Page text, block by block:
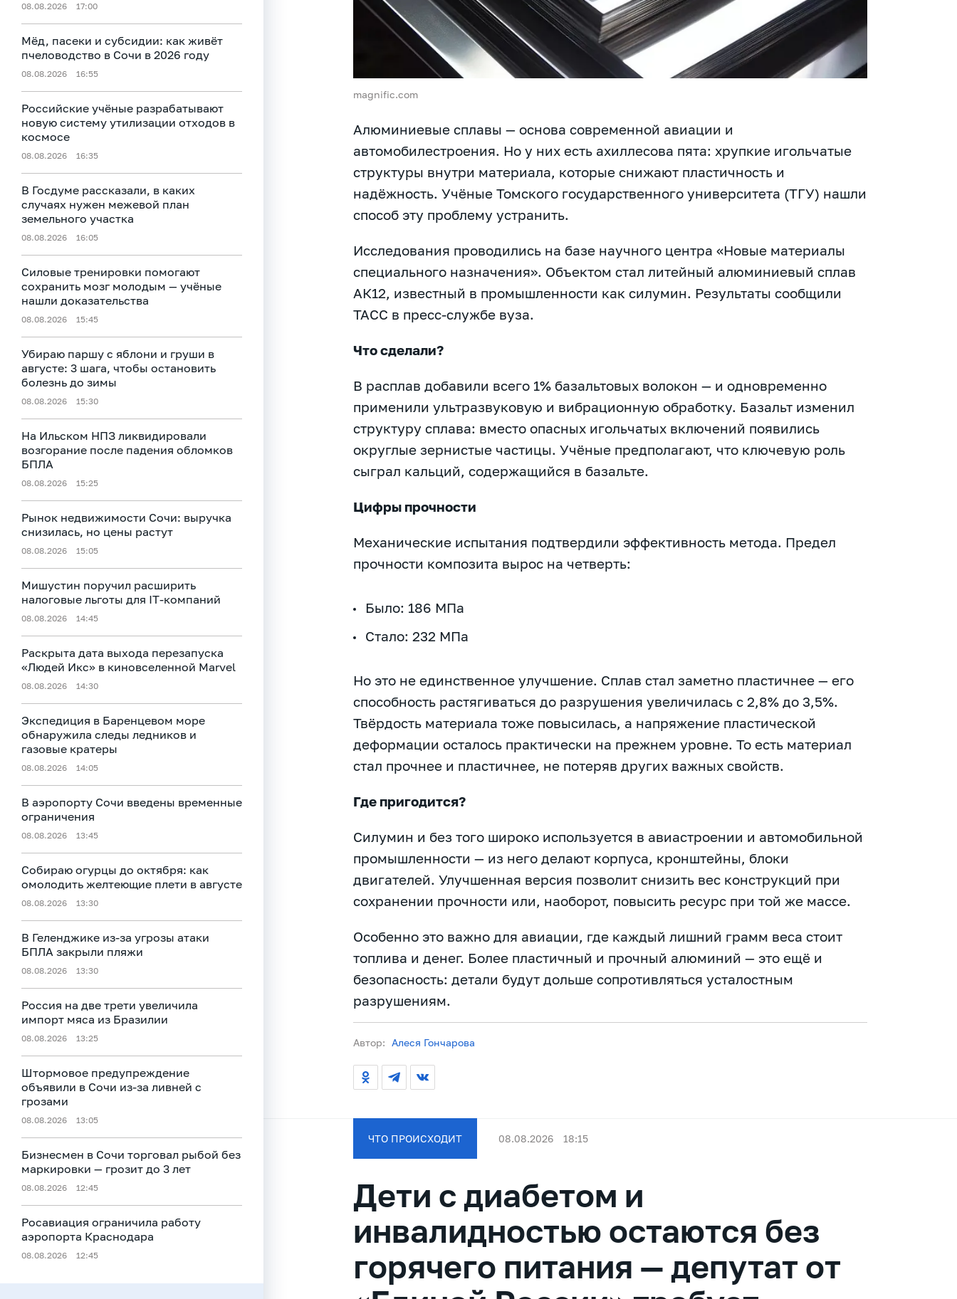
08.08.2026 17:00
Мёд, пасеки и субсидии: как живёт
пчеловодство в Сочи в 2026 году
08.08.2026 16:55
Российские учёные разрабатывают
новую систему утилизации отходов в
космосе
08.08.2026 16:35
В Госдуме рассказали, в каких
случаях нужен межевой план
земельного участка
08.08.2026 16:05
Силовые тренировки помогают
сохранить мозг молодым — учёные
нашли доказательства
08.08.2026 15:45
Убираю паршу с яблони и груши в
августе: 3 шага, чтобы остановить
болезнь до зимы
08.08.2026 15:30
На Ильском НПЗ ликвидировали
возгорание после падения обломков
БПЛА
08.08.2026 15:25
Рынок недвижимости Сочи: выручка
снизилась, но цены растут
08.08.2026 15:05
Мишустин поручил расширить
налоговые льготы для IT-компаний
08.08.2026 14:45
Раскрыта дата выхода перезапуска
«Людей Икс» в киновселенной Marvel
08.08.2026 14:30
Экспедиция в Баренцевом море
обнаружила следы ледников и
газовые кратеры
08.08.2026 14:05
В аэропорту Сочи введены временные
ограничения
08.08.2026 13:45
Собираю огурцы до октября: как
омолодить желтеющие плети в августе
08.08.2026 13:30
В Геленджике из-за угрозы атаки
БПЛА закрыли пляжи
08.08.2026 13:30
Россия на две трети увеличила
импорт мяса из Бразилии
08.08.2026 13:25
Штормовое предупреждение
объявили в Сочи из-за ливней с
грозами
08.08.2026 13:05
Бизнесмен в Сочи торговал рыбой без
маркировки — грозит до 3 лет
08.08.2026 12:45
Росавиация ограничила работу
аэропорта Краснодара
08.08.2026 12:45
magnific.com
Алюминиевые сплавы — основа современной авиации и
автомобилестроения. Но у них есть ахиллесова пята: хрупкие игольчатые
структуры внутри материала, которые снижают пластичность и
надёжность. Учёные Томского государственного университета (ТГУ) нашли
способ эту проблему устранить.
Исследования проводились на базе научного центра «Новые материалы
специального назначения». Объектом стал литейный алюминиевый сплав
АК12, известный в промышленности как силумин. Результаты сообщили
ТАСС в пресс-службе вуза.
Что сделали?
В расплав добавили всего 1% базальтовых волокон — и одновременно
применили ультразвуковую и вибрационную обработку. Базальт изменил
структуру сплава: вместо опасных игольчатых включений появились
округлые зернистые частицы. Учёные предполагают, что ключевую роль
сыграл кальций, содержащийся в базальте.
Цифры прочности
Механические испытания подтвердили эффективность метода. Предел
прочности композита вырос на четверть:
Было: 186 МПа
Стало: 232 МПа
Но это не единственное улучшение. Сплав стал заметно пластичнее — его
способность растягиваться до разрушения увеличилась с 2,8% до 3,5%.
Твёрдость материала тоже повысилась, а напряжение пластической
деформации осталось практически на прежнем уровне. То есть материал
стал прочнее и пластичнее, не потеряв других важных свойств.
Где пригодится?
Силумин и без того широко используется в авиастроении и автомобильной
промышленности — из него делают корпуса, кронштейны, блоки
двигателей. Улучшенная версия позволит снизить вес конструкций при
сохранении прочности или, наоборот, повысить ресурс при той же массе.
Особенно это важно для авиации, где каждый лишний грамм веса стоит
топлива и денег. Более пластичный и прочный алюминий — это ещё и
безопасность: детали будут дольше сопротивляться усталостным
разрушениям.
Автор: Алеся Гончарова
ЧТО ПРОИСХОДИТ 08.08.2026 18:15
Дети с диабетом и
инвалидностью остаются без
горячего питания — депутат от